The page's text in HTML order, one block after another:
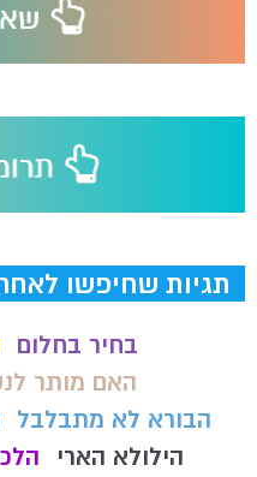
תגיות שחיפשו
בחיר בחלום
האם מותר
הבורא לא מתבלבל
הילולא הארי